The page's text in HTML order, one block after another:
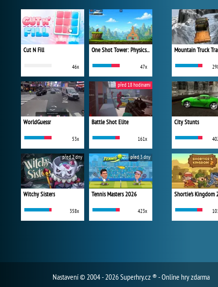
Cut N Fill
46x
One Shot Tower: Physics Destroyer
47x
WorldGuessr
53x
Battle Shot Elite
161x
před 18 hodinami
Witchy Sisters
358x
před 2 dny
Tennis Masters 2026
423x
před 3 dny
Mountain Truck
City Stunts
Shortie's Kingdom
Nastavení© 2004 - 2026 Superhry.cz ® - Online hry zdarma